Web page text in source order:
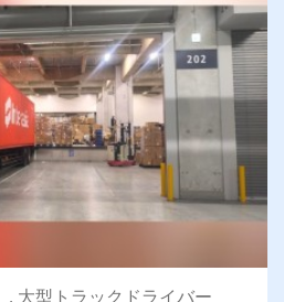
, 大型トラックドライバー